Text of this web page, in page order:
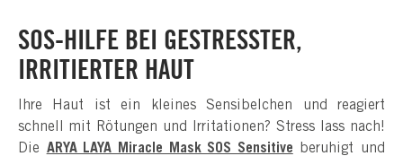
SOS-HILFE BEI GESTRESSTER,
IRRITIERTER HAUT
Ihre Haut ist ein kleines Sensibelchen und reagiert
schnell mit Rötungen und Irritationen? Stress lass nach!
Die ARYA LAYA Miracle Mask SOS Sensitive beruhigt und